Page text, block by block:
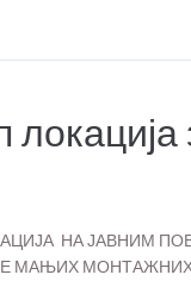
НА ЈАВНИМ
МАЊИХ МОНТАЖНИХ